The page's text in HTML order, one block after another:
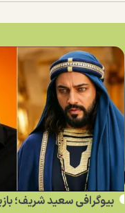
بیوگرافی سعید شریف؛